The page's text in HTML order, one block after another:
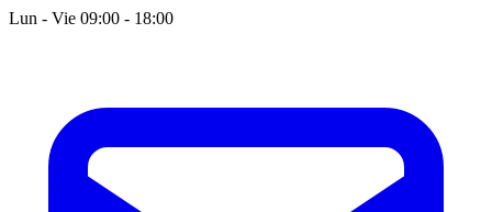
Lun - Vie 09:00 - 18:00